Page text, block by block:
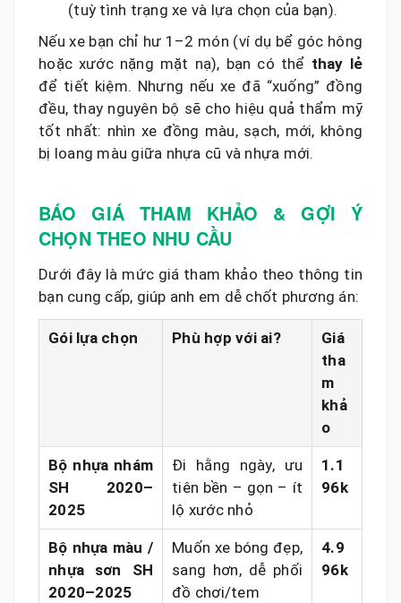
(tuỳ tình trạng xe và lựa chọn của bạn).
Nếu xe bạn chỉ hư 1–2 món (ví dụ bể góc hông
hoặc xước nặng mặt nạ), bạn có thể thay lẻ
để tiết kiệm. Nhưng nếu xe đã “xuống” đồng
đều, thay nguyên bộ sẽ cho hiệu quả thẩm mỹ
tốt nhất: nhìn xe đồng màu, sạch, mới, không
bị loang màu giữa nhựa cũ và nhựa mới.
BÁO GIÁ THAM KHẢO & GỢI Ý
CHỌN THEO NHU CẦU
Dưới đây là mức giá tham khảo theo thông tin
bạn cung cấp, giúp anh em dễ chốt phương án:
Gói lựa chọn Phù hợp với ai?
Giá
tha
m
khả
o
Bộ nhựa nhám
SH 2020–
2025
Đi hằng ngày, ưu
tiên bền – gọn – ít
lộ xước nhỏ
1.1
96k
Bộ nhựa màu /
nhựa sơn SH
2020–2025
Muốn xe bóng đẹp,
sang hơn, dễ phối
đồ chơi/tem
4.9
96k